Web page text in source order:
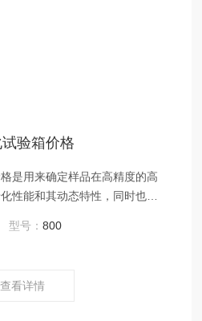
验箱价格
是用来确定样品在高精度的高
性能和其动态特性，同时也可
方面的设备。适用于熔喷布行
具喷头、无纺布模具、喷丝板
处理从而保障了熔喷布模具烘
型号：800
查看详情